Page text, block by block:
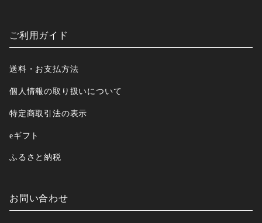
ご利用ガイド
送料・お支払方法
個人情報の取り扱いについて
特定商取引法の表示
eギフト
ふるさと納税
お問い合わせ